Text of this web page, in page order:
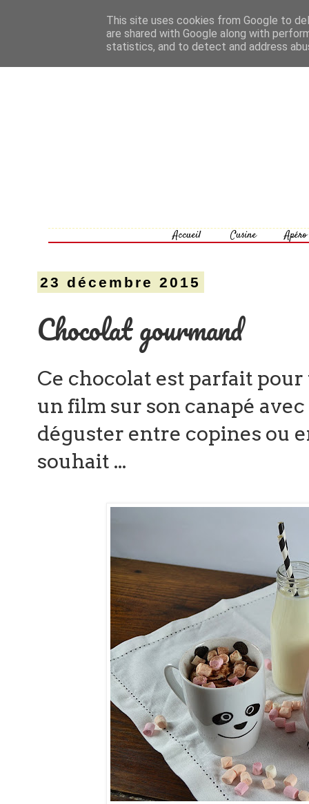
Accueil Cusine Apéro
23 décembre 2015
Chocolat gourmand
Ce chocolat est parfait
un film sur son canapé
déguster entre copines ou
souhait ...
This site uses cookies from Google to
are shared with Google along with
statistics, and to detect and address